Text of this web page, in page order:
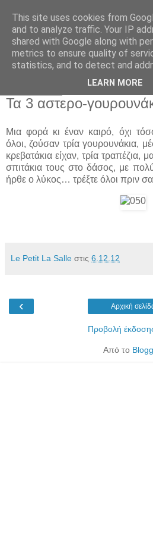
Παιδικός
Νηπιαγωγείο
Τα 3 αστερο-
Μια φορά κι έναν καιρό, όχι
όλοι, ζούσαν τρία γουρουνάκια,
κρεβατάκια είχαν, τρία τραπέζια,
σπιτάκια τους στο δάσος, με
ήρθε ο λύκος… τρέξτε όλοι πριν
Le Petit La Salle στις 6.12.12
‹ Αρχική
Προβολή
Από το
This site uses cookies from
and to analyze traffic. Your IP
shared with Google along with
metrics to ensure quality of
statistics, and to detect and
LEARN MORE